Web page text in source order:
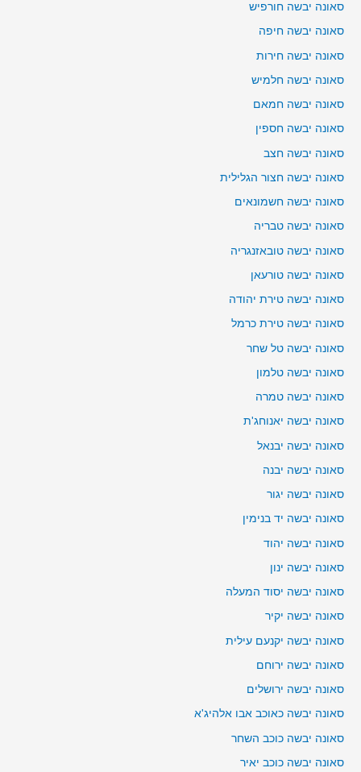
סאונה יבשה חורפיש
סאונה יבשה חיפה
סאונה יבשה חירות
סאונה יבשה חלמיש
סאונה יבשה חמאם
סאונה יבשה חספין
סאונה יבשה חצב
סאונה יבשה חצור הגלילית
סאונה יבשה חשמונאים
סאונה יבשה טבריה
סאונה יבשה טובאזנגריה
סאונה יבשה טורעאן
סאונה יבשה טירת יהודה
סאונה יבשה טירת כרמל
סאונה יבשה טל שחר
סאונה יבשה טלמון
סאונה יבשה טמרה
סאונה יבשה יאנוחג'ת
סאונה יבשה יבנאל
סאונה יבשה יבנה
סאונה יבשה יגור
סאונה יבשה יד בנימין
סאונה יבשה יהוד
סאונה יבשה ינון
סאונה יבשה יסוד המעלה
סאונה יבשה יקיר
סאונה יבשה יקנעם עילית
סאונה יבשה ירוחם
סאונה יבשה ירושלים
סאונה יבשה כאוכב אבו אלהיג'א
סאונה יבשה כוכב השחר
סאונה יבשה כוכב יאיר